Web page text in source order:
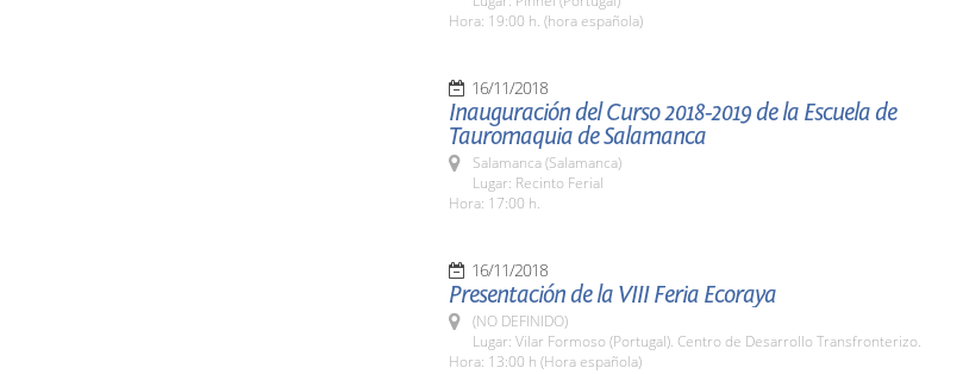
Hora: 19:00 h. (hora española)
16/11/2018
Inauguración del Curso 2018-2019 de la Escuela de
Tauromaquia de Salamanca
Salamanca (Salamanca)
Lugar: Recinto Ferial
Hora: 17:00 h.
16/11/2018
Presentación de la VIII Feria Ecoraya
(NO DEFINIDO)
Lugar: Vilar Formoso (Portugal). Centro de Desarrollo Transfronterizo.
Hora: 13:00 h (Hora española)